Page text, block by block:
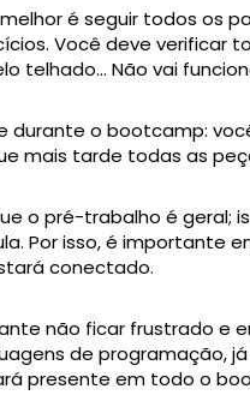
é seguir todos os
Você deve verificar
telhado... Não vai
durante o bootcamp:
mais tarde todas as
o pré-trabalho é geral;
Por isso, é importante
conectado.
não ficar frustrado e
de programação,
presente em todo o